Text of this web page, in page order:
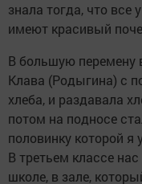
знала тогда, что
имеют красивый
В большую перемену
Клава (Родыгина) с
хлеба, и раздавала
потом на подносе
половинку которой
В третьем классе
школе, в зале,